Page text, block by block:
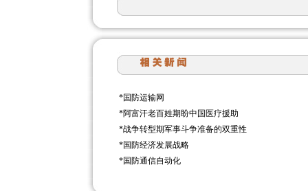
*国防运输网
*阿富汗老百姓期盼中国医疗援助
*战争转型期军事斗争准备的双重性
*国防经济发展战略
*国防通信自动化